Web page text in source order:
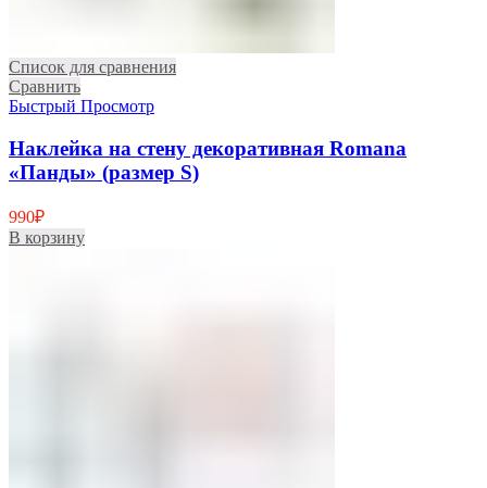
Список для сравнения
Сравнить
Быстрый Просмотр
Наклейка на стену декоративная Romana
«Панды» (размер S)
990₽
В корзину